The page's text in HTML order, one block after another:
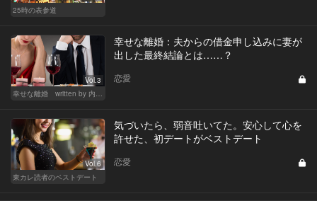
25時の表参道
Vol.3
幸せな離婚 written by 内埜さくら
幸せな離婚：夫からの借金申し込みに妻が
出した最終結論とは……？
恋愛
Vol.6
東カレ読者のベストデート
気づいたら、弱音吐いてた。安心して心を
許せた、初デートがベストデート
恋愛